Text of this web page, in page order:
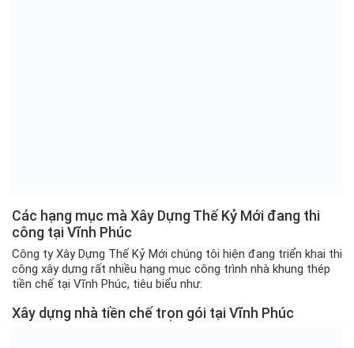
Các hạng mục mà Xây Dựng Thế Kỷ Mới đang thi
công tại Vĩnh Phúc
Công ty Xây Dựng Thế Kỷ Mới chúng tôi hiện đang triển khai thi
công xây dựng rất nhiều hạng mục công trình nhà khung thép
tiền chế tại Vĩnh Phúc, tiêu biểu như:
Xây dựng nhà tiền chế trọn gói tại Vĩnh Phúc